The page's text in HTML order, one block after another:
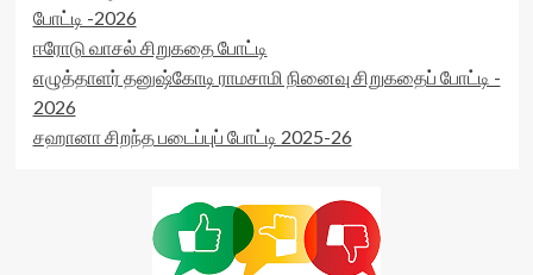
போட்டி -2026
ஈரோடு வாசல் சிறுகதை போட்டி
எழுத்தாளர் தனுஷ்கோடி ராமசாமி நினைவு சிறுகதைப் போட்டி -
2026
சஹானா சிறந்த படைப்புப் போட்டி 2025-26